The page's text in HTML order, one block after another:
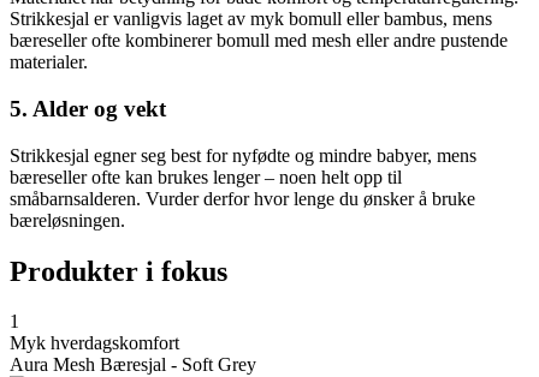
Strikkesjal er vanligvis laget av myk bomull eller bambus, mens
bæreseller ofte kombinerer bomull med mesh eller andre pustende
materialer.
5. Alder og vekt
Strikkesjal egner seg best for nyfødte og mindre babyer, mens
bæreseller ofte kan brukes lenger – noen helt opp til
småbarnsalderen. Vurder derfor hvor lenge du ønsker å bruke
bæreløsningen.
Produkter i fokus
1
Myk hverdagskomfort
Aura Mesh Bæresjal - Soft Grey